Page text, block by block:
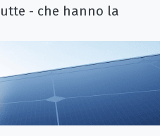
- che hanno la